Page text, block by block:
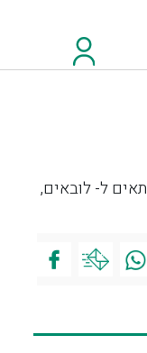
ל- לובאים,